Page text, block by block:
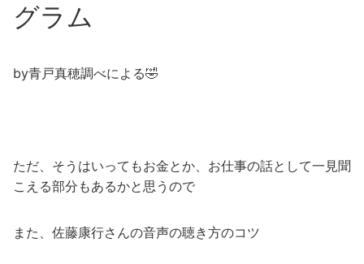
グラム
by青戸真穂調べによる🤣
ただ、そうはいってもお金とか、お仕事の話として一見聞
こえる部分もあるかと思うので
また、佐藤康行さんの音声の聴き方のコツ